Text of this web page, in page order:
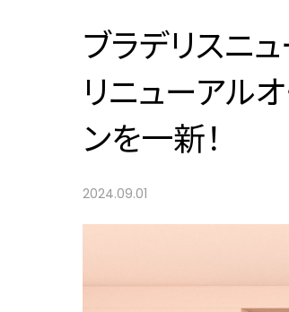
ブラデリスニ
リニューアル
ンを一新！
2024.09.01